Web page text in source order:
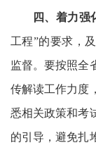
四、着力强
工程”的要求 ，
监督。要按照全
传解读工作力度
悉相关政策和考
的引导，避免扎